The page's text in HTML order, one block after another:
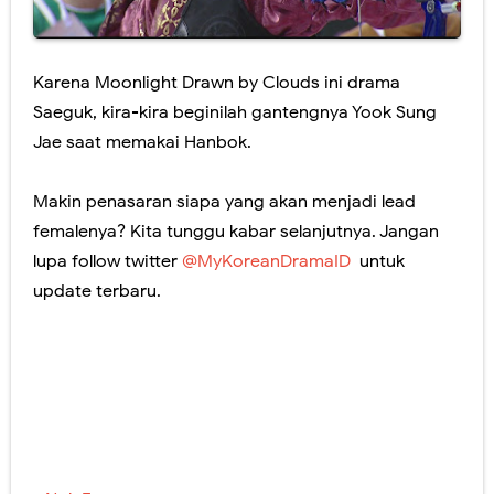
Karena Moonlight Drawn by Clouds ini drama
Saeguk, kira-kira beginilah gantengnya Yook Sung
Jae saat memakai Hanbok.
Makin penasaran siapa yang akan menjadi lead
femalenya? Kita tunggu kabar selanjutnya. Jangan
lupa follow twitter @MyKoreanDramaID untuk
update terbaru.